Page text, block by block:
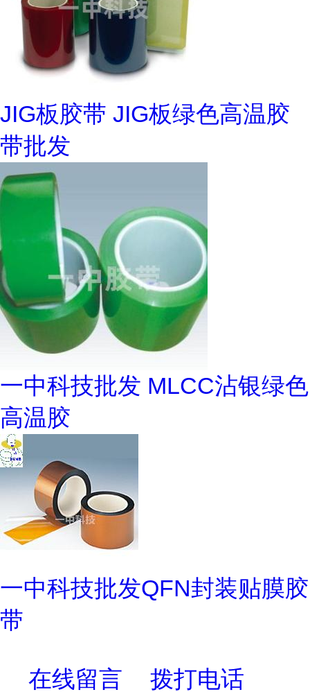
JIG板胶带 JIG板绿色高温胶
带批发
一中科技批发 MLCC沾银绿色
高温胶
一中科技批发QFN封装贴膜胶
带
在线留言 拨打电话